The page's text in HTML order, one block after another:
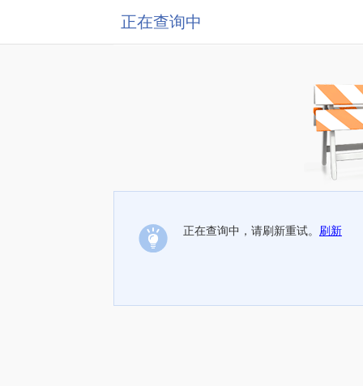
正在查询中
正在查询中，请刷新重试。 刷新